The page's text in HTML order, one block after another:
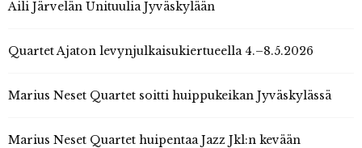
Aili Järvelän Unituulia Jyväskylään
Quartet Ajaton levynjulkaisukiertueella 4.–8.5.2026
Marius Neset Quartet soitti huippukeikan Jyväskylässä
Marius Neset Quartet huipentaa Jazz Jkl:n kevään